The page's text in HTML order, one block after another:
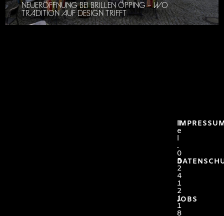
NEUERÖFFNUNG BEI BRILLEN ÖPPING – WO
TRADITION AUF DESIGN TRIFFT
JOBS
T
e
l
.
0
5
2
4
1
2
1
1
8